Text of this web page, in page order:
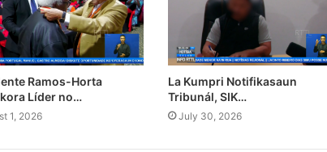
Ramos-Horta
Líder no…
1, 2026
La Kumpri Notifikasaun
Tribunál, SIK…
July 30, 2026